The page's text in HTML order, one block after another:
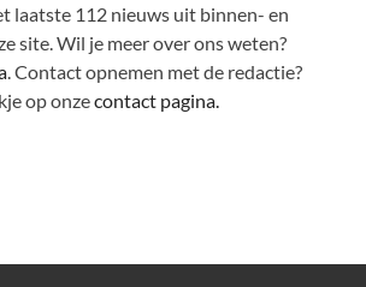
laatste 112 nieuws uit binnen- en
site. Wil je meer over ons weten?
. Contact opnemen met de redactie?
op onzecontact pagina.